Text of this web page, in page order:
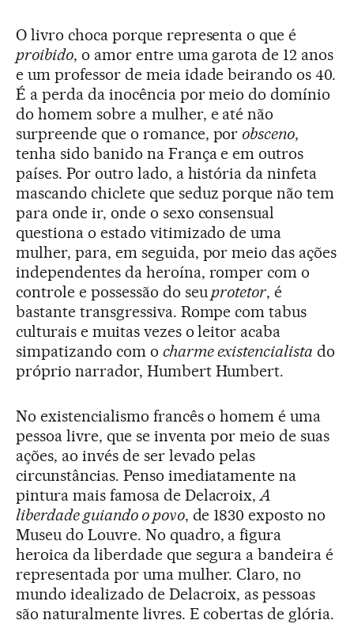
O livro choca porque representa o que é
proibido, o amor entre uma garota de 12 anos
e um professor de meia idade beirando os 40.
É a perda da inocência por meio do domínio
do homem sobre a mulher, e até não
surpreende que o romance, por obsceno,
tenha sido banido na França e em outros
países. Por outro lado, a história da ninfeta
mascando chiclete que seduz porque não tem
para onde ir, onde o sexo consensual
questiona o estado vitimizado de uma
mulher, para, em seguida, por meio das ações
independentes da heroína, romper com o
controle e possessão do seu protetor, é
bastante transgressiva. Rompe com tabus
culturais e muitas vezes o leitor acaba
simpatizando com o charme existencialista do
próprio narrador, Humbert Humbert.
No existencialismo francês o homem é uma
pessoa livre, que se inventa por meio de suas
ações, ao invés de ser levado pelas
circunstâncias. Penso imediatamente na
pintura mais famosa de Delacroix,A
liberdade guiando o povo, de 1830 exposto no
Museu do Louvre. No quadro, a figura
heroica da liberdade que segura a bandeira é
representada por uma mulher. Claro, no
mundo idealizado de Delacroix, as pessoas
são naturalmente livres. E cobertas de glória.